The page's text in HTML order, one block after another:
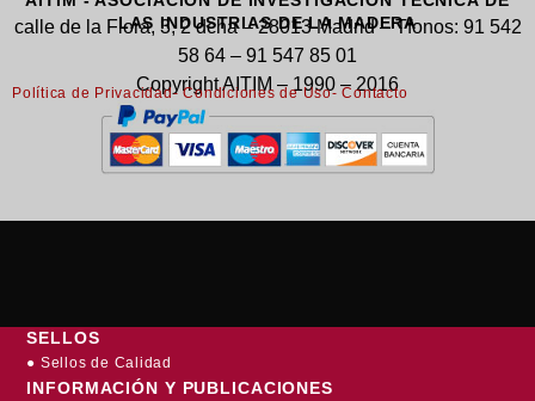
LAS INDUSTRIAS DE LA MADERA
calle de la Flora, 3, 2 dcha – 28013 Madrid – Tfonos: 91 542
58 64 – 91 547 85 01
Copyright AITIM – 1990 – 2016
Política de Privacidad- Condiciones de Uso- Contacto
SELLOS
● Sellos de Calidad
INFORMACIÓN Y PUBLICACIONES